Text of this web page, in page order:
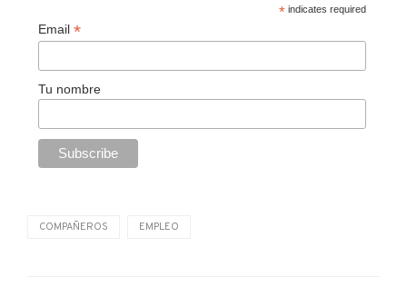
*indicates required
Email *
Tu nombre
COMPAÑEROS EMPLEO